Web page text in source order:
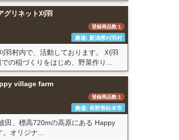
グリネット刈羽
登録商品数:1
農場: 新潟県刈羽村
羽村内で、活動しております。 刈羽
の稲づくりをはじめ、野菜作り...
village farm
登録商品数:1
農場: 長野県松本市
田、標高720mの高原にある Happy
オリジナ...